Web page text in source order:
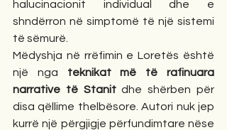
halucinacionit individual dhe e
shndërron në simptomë të një sistemi
të sëmurë.
Mëdyshja në rrëfimin e Loretës është
një nga teknikat më të rafinuara
narrative të Stanit dhe shërben për
disa qëllime thelbësore. Autori nuk jep
kurrë një përgjigje përfundimtare nëse